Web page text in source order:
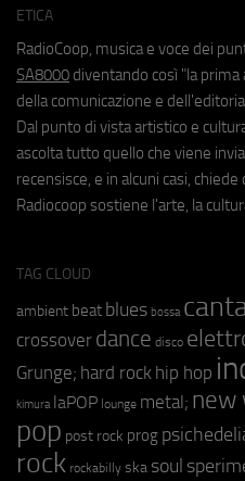
ETICA
RadioCoop, musica e voce dei
SA8000 diventando così "la
della comunicazione e
Dal punto di vista artistico e
ascolta tutto quello che viene
recensisce, e in alcuni casi,
Radiocoop sostiene l'arte, la
TAG CLOUD
ambient beat blues bossa
crossover dance disco
Grunge; hard rock hip hop
kimura laPOP lounge metal; new
pop post rock prog
rock rockabilly ska soul